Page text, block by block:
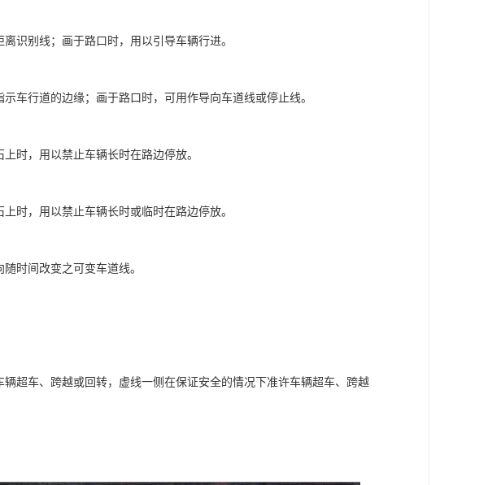
识别线；画于路口时，用以引导车辆行进。
车行道的边缘；画于路口时，可用作导向车道线或停止线。
时，用以禁止车辆长时在路边停放。
时，用以禁止车辆长时或临时在路边停放。
时间改变之可变车道线。
超车、跨越或回转，虚线一侧在保证安全的情况下准许车辆超车、跨越